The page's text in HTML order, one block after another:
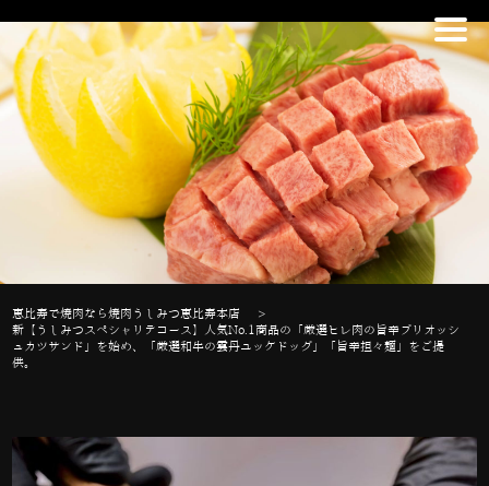
恵比寿で焼肉なら焼肉うしみつ恵比寿本店
>
新【うしみつスペシャリテコース】人気No.1商品の「厳選ヒレ肉の旨辛ブリオッシ
ュカツサンド」を始め、「厳選和牛の雲丹ユッケドッグ」「旨辛担々麺」をご提
供。